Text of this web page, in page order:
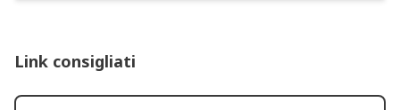
Link consigliati